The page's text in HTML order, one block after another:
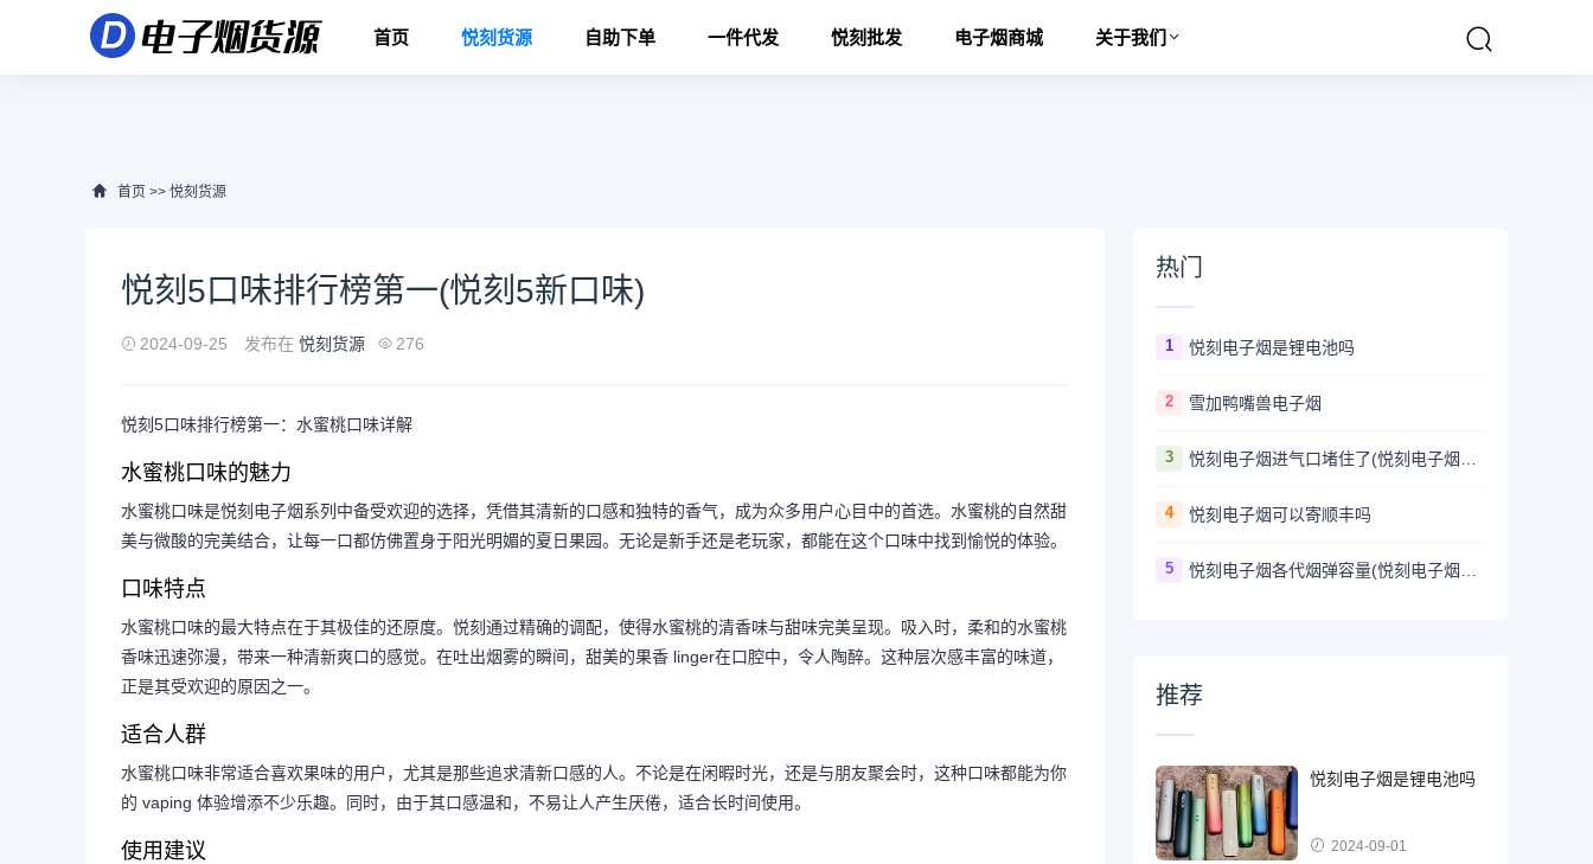
首页 悦刻货源 自助下单 一件代发 悦刻批发 电子烟商城 关于我们
首页 >> 悦刻货源
悦刻5口味排行榜第一(悦刻5新口味)
2024-09-25 发布在 悦刻货源 276
悦刻5口味排行榜第一：水蜜桃口味详解
水蜜桃口味的魅力
水蜜桃口味是悦刻电子烟系列中备受欢迎的选择，凭借其清新的口感和独特的香气，成为众多用户心目中的首选。水蜜桃的自然甜
美与微酸的完美结合，让每一口都仿佛置身于阳光明媚的夏日果园。无论是新手还是老玩家，都能在这个口味中找到愉悦的体验。
口味特点
水蜜桃口味的最大特点在于其极佳的还原度。悦刻通过精确的调配，使得水蜜桃的清香味与甜味完美呈现。吸入时，柔和的水蜜桃
香味迅速弥漫，带来一种清新爽口的感觉。在吐出烟雾的瞬间，甜美的果香 linger在口腔中，令人陶醉。这种层次感丰富的味道，
正是其受欢迎的原因之一。
适合人群
水蜜桃口味非常适合喜欢果味的用户，尤其是那些追求清新口感的人。不论是在闲暇时光，还是与朋友聚会时，这种口味都能为你
的 vaping 体验增添不少乐趣。同时，由于其口感温和，不易让人产生厌倦，适合长时间使用。
使用建议
热门
1 悦刻电子烟是锂电池吗
2 雪加鸭嘴兽电子烟
3
4 悦刻电子烟可以寄顺丰吗
5
推荐
悦刻电子烟是锂电池吗
2024-09-01